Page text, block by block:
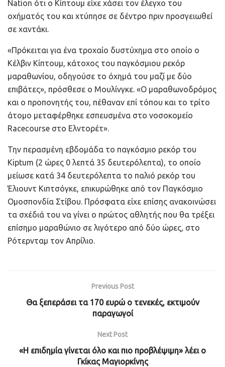
Nation ότι ο Κίπτουμ είχε χάσει τον έλεγχο του
οχήματός του και χτύπησε σε δέντρο πριν προσγειωθεί
σε χαντάκι.
«Πρόκειται για ένα τροχαίο δυστύχημα στο οποίο ο
Κέλβιν Κίπτουμ, κάτοχος του παγκόσμιου ρεκόρ
μαραθωνίου, οδηγούσε το όχημά του μαζί με δύο
επιβάτες», πρόσθεσε ο Μουλίνγκε. «Ο μαραθωνοδρόμος
και ο προπονητής του, πέθαναν επί τόπου και το τρίτο
άτομο μεταφέρθηκε εσπευσμένα στο νοσοκομείο
Racecourse στο Ελντορέτ».
Την περασμένη εβδομάδα το παγκόσμιο ρεκόρ του
Kiptum (2 ώρες 0 λεπτά 35 δευτερόλεπτα), το οποίο
μείωσε κατά 34 δευτερόλεπτα το παλιό ρεκόρ του
Έλιουντ Κιπτσόγκε, επικυρώθηκε από τον Παγκόσμιο
Ομοσπονδία Στίβου. Πρόσφατα είχε επίσης ανακοινώσει
τα σχέδιά του να γίνει ο πρώτος αθλητής που θα τρέξει
επίσημο μαραθώνιο σε λιγότερο από δύο ώρες, στο
Ρότερνταμ τον Απρίλιο.
Previous Post
Θα ξεπεράσει τα 170 ευρώ ο τενεκές, εκτιμούν
παραγωγοί
Next Post
«Η επιδημία γίνεται όλο και πιο προβλέψιμη» λέει ο
Γκίκας Μαγιορκίνης